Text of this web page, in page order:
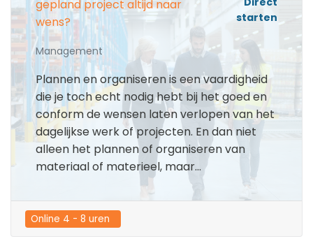
gepland project altijd naar
wens?
Management
starten
Plannen en organiseren is een vaardigheid
die je toch echt nodig hebt bij het goed en
conform de wensen laten verlopen van het
dagelijkse werk of projecten. En dan niet
alleen het plannen of organiseren van
materiaal of materieel, maar...
Online 4 - 8 uren